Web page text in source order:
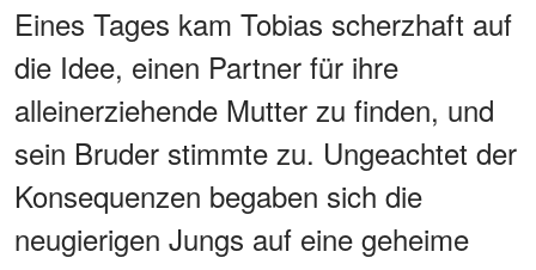
Eines Tages kam Tobias scherzhaft auf
die Idee, einen Partner für ihre
alleinerziehende Mutter zu finden, und
sein Bruder stimmte zu. Ungeachtet der
Konsequenzen begaben sich die
neugierigen Jungs auf eine geheime